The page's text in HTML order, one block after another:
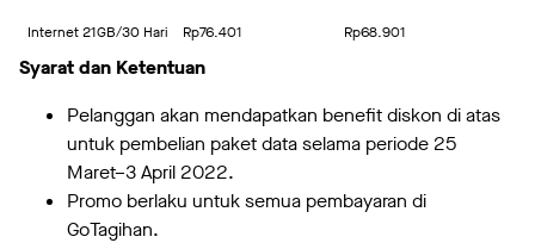
Internet 21GB/30 Hari Rp76.401 Rp68.901
Syarat dan Ketentuan
Pelanggan akan mendapatkan benefit diskon di atas
untuk pembelian paket data selama periode 25
Maret–3 April 2022.
Promo berlaku untuk semua pembayaran di
GoTagihan.